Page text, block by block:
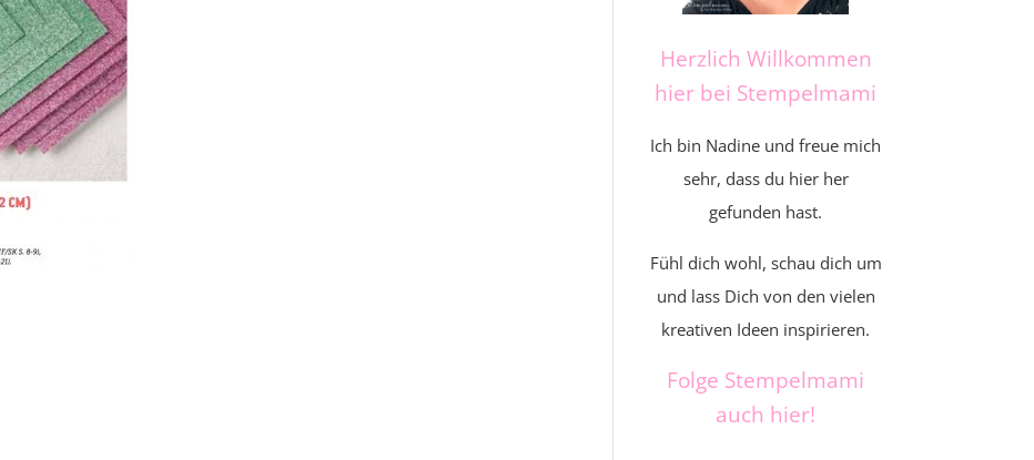
Herzlich Willkommen
hier bei Stempelmami
Ich bin Nadine und freue mich
sehr, dass du hier her
gefunden hast.
Fühl dich wohl, schau dich um
und lass Dich von den vielen
kreativen Ideen inspirieren.
Folge Stempelmami
auch hier!